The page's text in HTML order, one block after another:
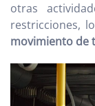
otras
restricciones,
movimiento de